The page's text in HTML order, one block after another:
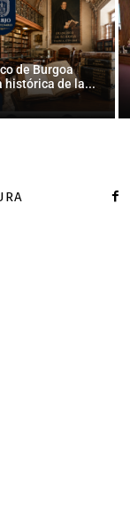
de Burgoa
histórica de la...